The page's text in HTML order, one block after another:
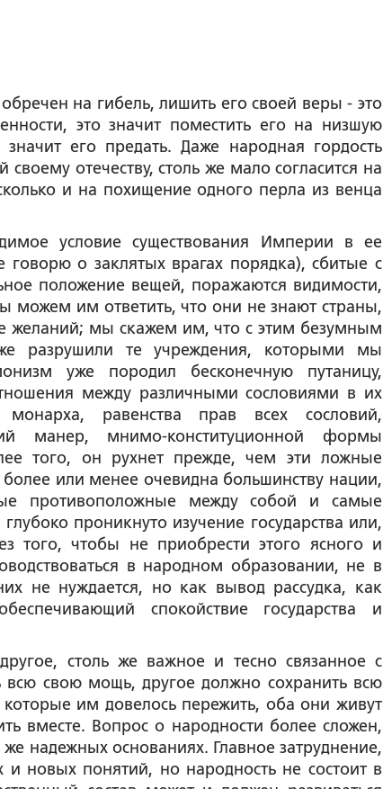
на гибель, лишить его своей веры - это
это значит поместить его на низшую
его предать. Даже народная гордость
отечеству, столь же мало согласится на
и на похищение одного перла из венца
условие существования Империи в ее
говорю о заклятых врагах порядка), сбитые с
положение вещей, поражаются видимости,
можем им ответить, что они не знают страны,
желаний; мы скажем им, что с этим безумным
разрушили те учреждения, которыми мы
уже породил бесконечную путаницу,
между различными сословиями в их
равенства прав всех сословий,
манер, мнимо-конституционной формы
того, он рухнет прежде, чем эти ложные
или менее очевидна большинству нации,
противоположные между собой и самые
проникнуто изучение государства или,
того, чтобы не приобрести этого ясного и
в народном образовании, не в
не нуждается, но как вывод рассудка, как
спокойствие государства и
столь же важное и тесно связанное с
свою мощь, другое должно сохранить всю
им довелось пережить, оба они живут
вместе. Вопрос о народности более сложен,
надежных основаниях. Главное затруднение,
и новых понятий, но народность не состоит в